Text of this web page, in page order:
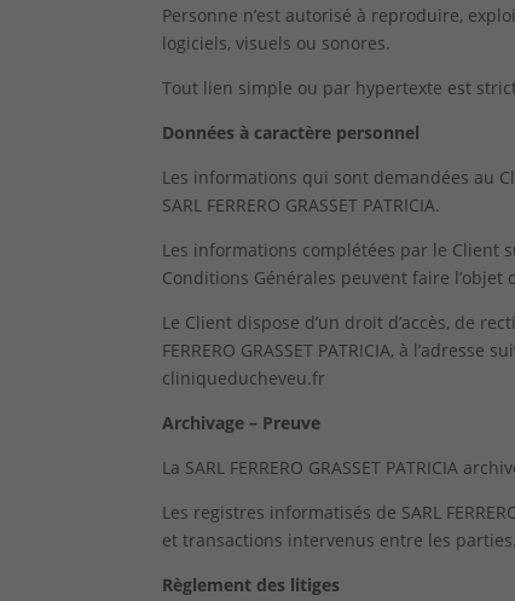
Personne n’est autorisé à reproduire,
logiciels, visuels ou sonores.
Tout lien simple ou par hypertexte est
Données à caractère personnel
Les informations qui sont demandées au
SARL FERRERO GRASSET PATRICIA.
Les informations complétées par le Client
Conditions Générales peuvent faire
Le Client dispose d’un droit d’accès, de
FERRERO GRASSET PATRICIA, à l’adresse
cliniqueducheveu.fr
Archivage – Preuve
La SARL FERRERO GRASSET PATRICIA
Les registres informatisés de SARL
et transactions intervenus entre les parties.
Règlement des litiges